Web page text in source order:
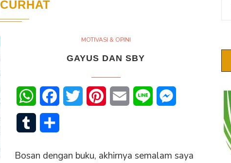
CURHAT
MOTIVASI & OPINI
GAYUS DAN SBY
WhatsAppFacebookTwitter PinterestEmail Line
Tumblr
Bosan dengan buku, akhirnya semalam saya